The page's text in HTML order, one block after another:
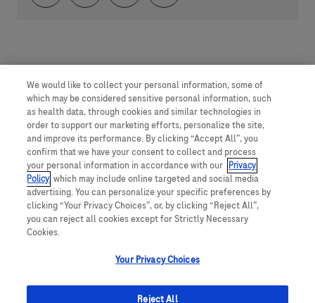
We would like to collect your personal information, some of
which may be considered sensitive personal information, such
as health data, through cookies and similar technologies in
order to support our marketing efforts, personalize the site,
and improve its performance. By clicking “Accept All”, you
confirm that we have your consent to collect and process
your personal information in accordance with our Privacy
Policy, which may include online targeted and social media
advertising. You can personalize your specific preferences by
clicking “Your Privacy Choices”, or, by clicking “Reject All”,
you can reject all cookies except for Strictly Necessary
Cookies.
Your Privacy Choices
Reject All